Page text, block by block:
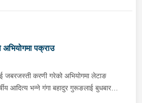
पक्राउ
जबरजस्ती करणी गरेको अभियोगमा लेटाङ
आदित्य भन्ने गंगा बहादुर गुरूङलाई बुधबार